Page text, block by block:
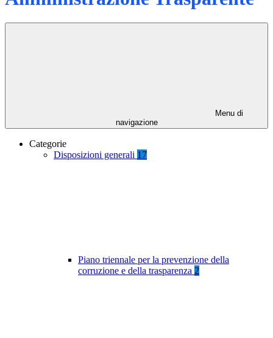
Menu di
navigazione
Categorie
Disposizioni generali 17
Piano triennale per la prevenzione della
corruzione e della trasparenza 2